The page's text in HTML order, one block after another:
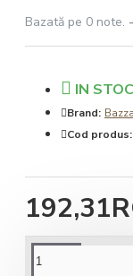
Bazată pe 0 note. -
IN STOC
Brand:
Cod produs: